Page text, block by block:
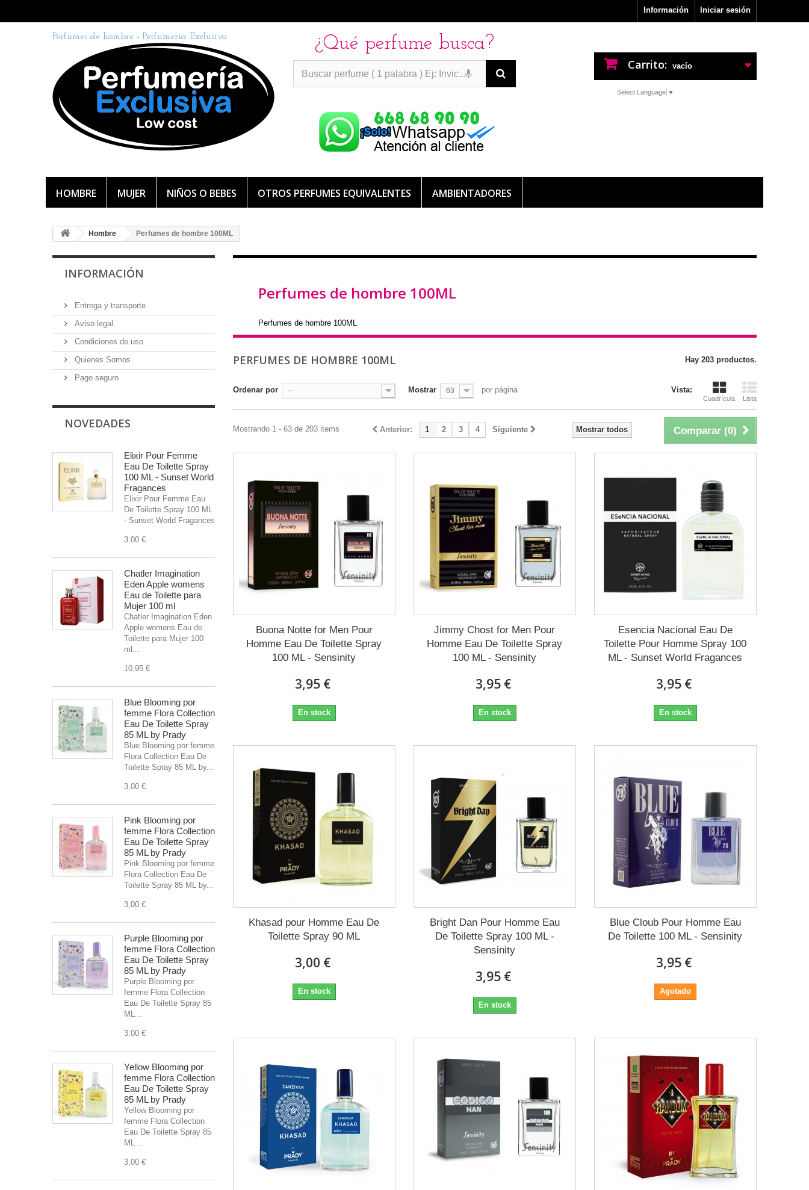
Iniciar sesión
Información
Perfumes de hombre - Perfumería Exclusiva ¿Qué perfume busca?
Carrito: vacío
Select Language ▼
HOMBRE MUJER NIÑOS O BEBES OTROS PERFUMES EQUIVALENTES AMBIENTADORES
Hombre Perfumes de hombre 100ML
INFORMACIÓN
Entrega y transporte
Aviso legal
Condiciones de uso
Quienes Somos
Pago seguro
NOVEDADES
Elixir Pour Femme
Eau De Toilette Spray
100 ML - Sunset World
Fragances
Elixir Pour Femme Eau
De Toilette Spray 100 ML
- Sunset World Fragances
3,00 €
Chatler Imagination
Eden Apple womens
Eau de Toilette para
Mujer 100 ml
Chatler Imagination Eden
Apple womens Eau de
Toilette para Mujer 100
ml...
10,95 €
Blue Blooming por
femme Flora Collection
Eau De Toilette Spray
85 ML by Prady
Blue Blooming por femme
Flora Collection Eau De
Toilette Spray 85 ML by...
3,00 €
Pink Blooming por
femme Flora Collection
Eau De Toilette Spray
85 ML by Prady
Pink Blooming por femme
Flora Collection Eau De
Toilette Spray 85 ML by...
3,00 €
Purple Blooming por
femme Flora Collection
Eau De Toilette Spray
85 ML by Prady
Purple Blooming por
femme Flora Collection
Eau De Toilette Spray 85
ML...
3,00 €
Yellow Blooming por
femme Flora Collection
Eau De Toilette Spray
85 ML by Prady
Yellow Blooming por
femme Flora Collection
Eau De Toilette Spray 85
ML...
3,00 €
Perfumes de hombre 100ML
Perfumes de hombre 100ML
PERFUMES DE HOMBRE 100ML Hay 203 productos.
Vista:
Cuadrícula Lista
Ordenar por -- Mostrar 63 por página
Comparar (0)
Mostrar todos
Anterior: 1 2 3 4 Siguiente
Mostrando 1 - 63 de 203 items
Buona Notte for Men Pour
Homme Eau De Toilette Spray
100 ML - Sensinity
3,95 €
En stock
Jimmy Chost for Men Pour
Homme Eau De Toilette Spray
100 ML - Sensinity
3,95 €
En stock
Esencia Nacional Eau De
Toilette Pour Homme Spray 100
ML - Sunset World Fragances
3,95 €
En stock
Khasad pour Homme Eau De
Toilette Spray 90 ML
3,00 €
En stock
Bright Dan Pour Homme Eau
De Toilette Spray 100 ML -
Sensinity
3,95 €
En stock
Blue Cloub Pour Homme Eau
De Toilette 100 ML - Sensinity
3,95 €
Agotado